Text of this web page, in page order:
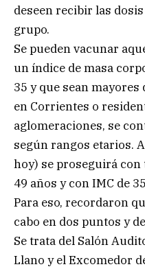
deseen recibir las
grupo.
Se pueden vacunar
un índice de masa
35 y que sean
en Corrientes o
aglomeraciones, se
según rangos etarios.
hoy) se proseguirá con
49 años y con IMC de
Para eso, recordaron
cabo en dos puntos y
Se trata del Salón
Llano y el Excomedor